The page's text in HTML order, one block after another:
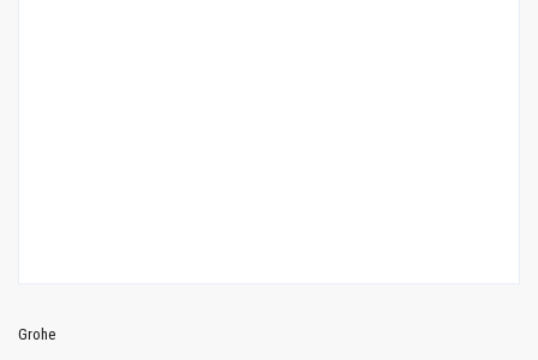
Grohe